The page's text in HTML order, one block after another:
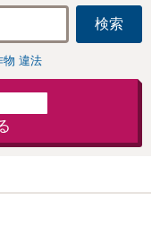
検索
物 違法